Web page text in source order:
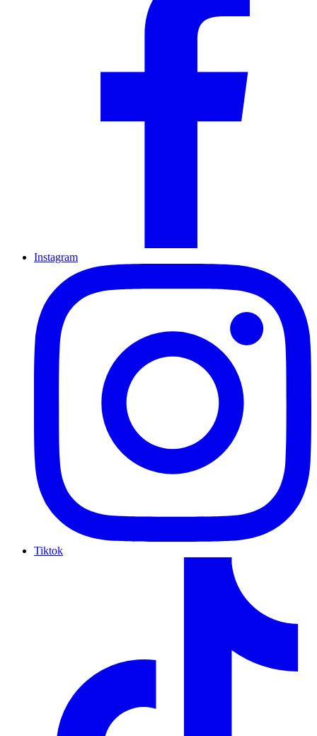
Instagram
Tiktok